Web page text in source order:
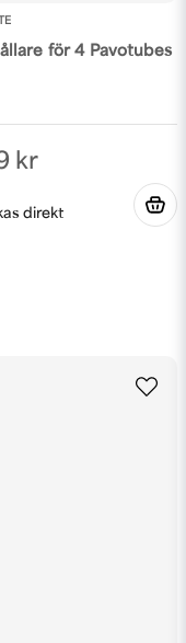
för 4 Pavotubes
kr